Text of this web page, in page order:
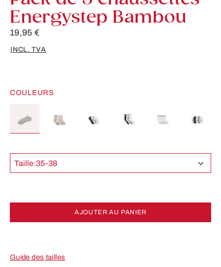
Energystep Bambou
19,95 €
INCL. TVA
COULEURS
Taille:35-38
AJOUTER AU PANIER
Guide des tailles